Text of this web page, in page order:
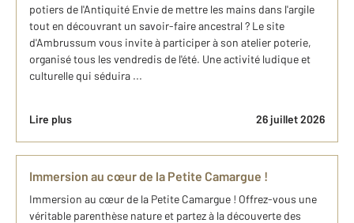
potiers de l'Antiquité Envie de mettre les mains dans l'argile
tout en découvrant un savoir-faire ancestral ? Le site
d'Ambrussum vous invite à participer à son atelier poterie,
organisé tous les vendredis de l'été. Une activité ludique et
culturelle qui séduira ...
Lire plus 26 juillet 2026
Immersion au cœur de la Petite Camargue !
Immersion au cœur de la Petite Camargue ! Offrez-vous une
véritable parenthèse nature et partez à la découverte des